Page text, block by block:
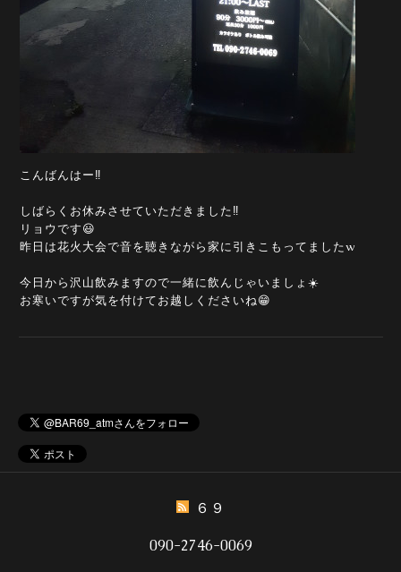
こんばんはー‼️
しばらくお休みさせていただきました‼️
リョウです😃
昨日は花火大会で音を聴きながら家に引きこもってましたw
今日から沢山飲みますので一緒に飲んじゃいましょ☀️
お寒いですが気を付けてお越しくださいね😁
６９
090-2746-0069